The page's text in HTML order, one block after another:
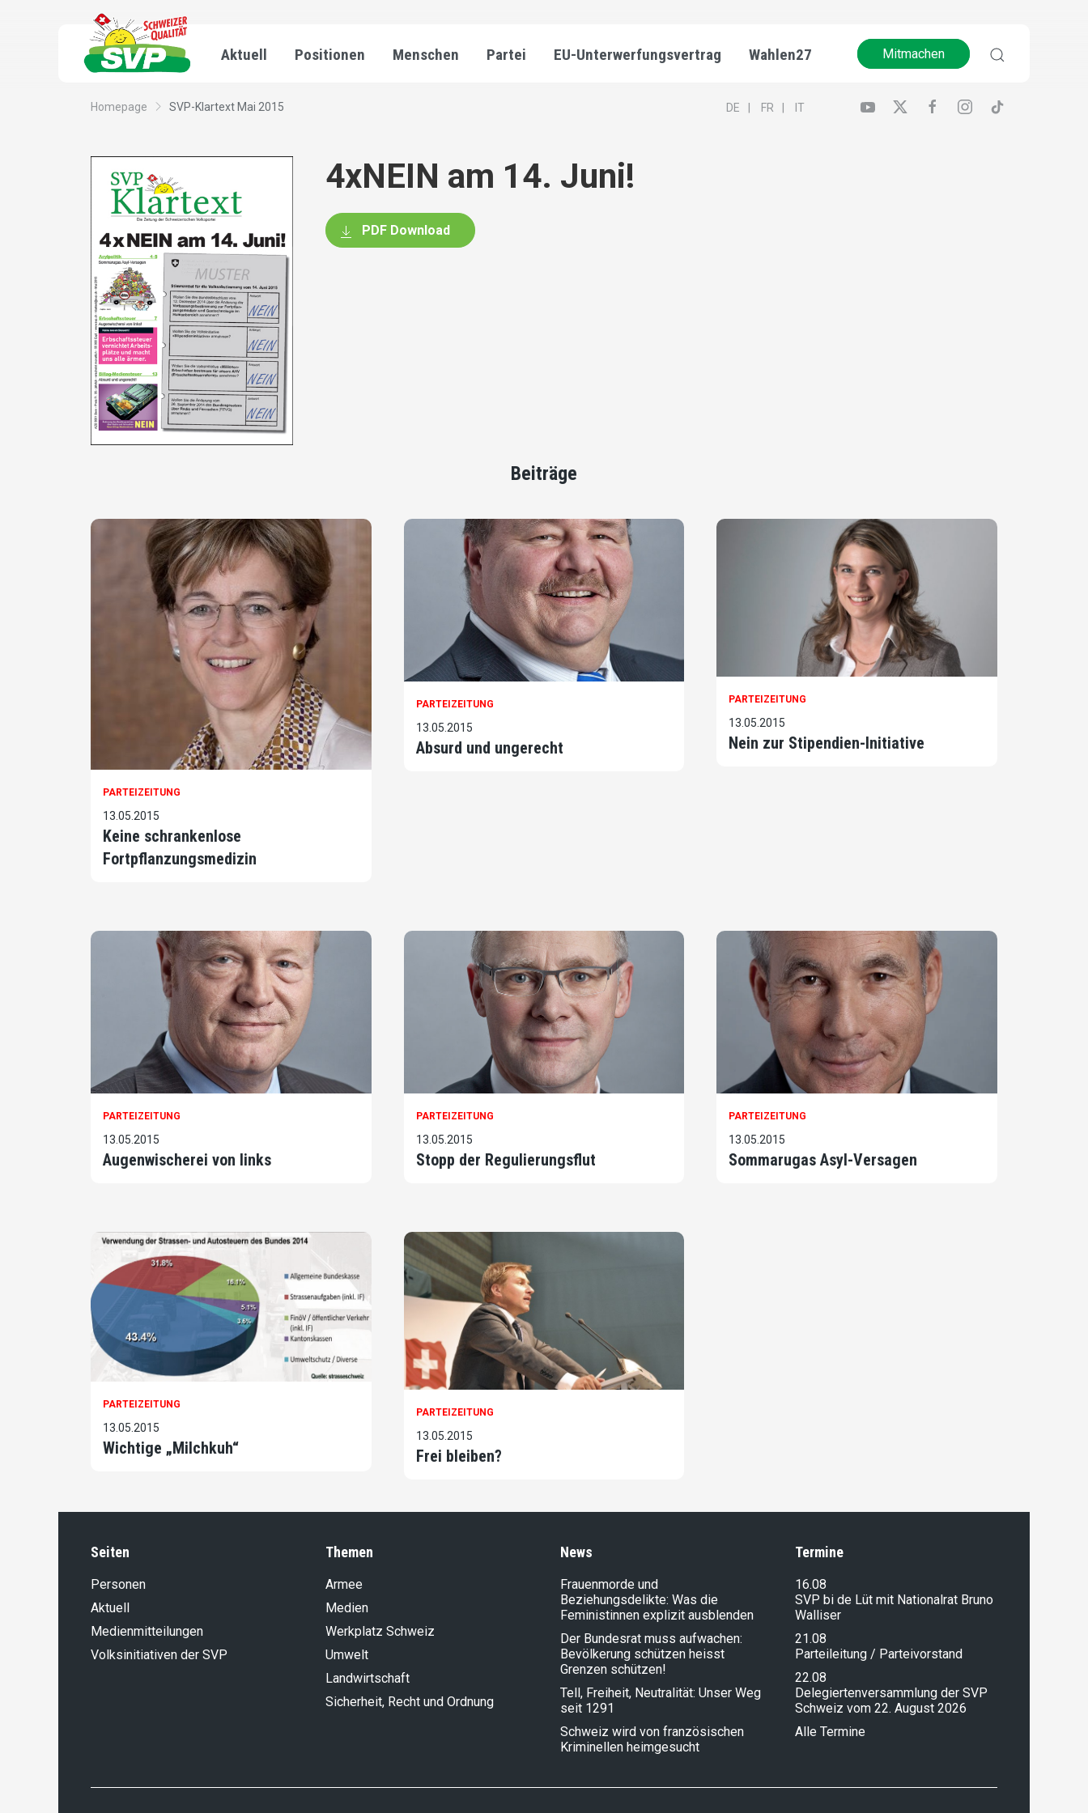
Aktuell Positionen Menschen Partei EU-Unterwerfungsvertrag Wahlen27 Mitmachen
Homepage SVP-Klartext Mai 2015 DE FR IT
4xNEIN am 14. Juni!
PDF Download
Beiträge
PARTEIZEITUNG
13.05.2015
Keine schrankenlose
Fortpflanzungsmedizin
PARTEIZEITUNG
13.05.2015
Absurd und ungerecht
PARTEIZEITUNG
13.05.2015
Nein zur Stipendien-Initiative
PARTEIZEITUNG
13.05.2015
Augenwischerei von links
PARTEIZEITUNG
13.05.2015
Stopp der Regulierungsflut
PARTEIZEITUNG
13.05.2015
Sommarugas Asyl-Versagen
PARTEIZEITUNG
13.05.2015
Wichtige „Milchkuh“
PARTEIZEITUNG
13.05.2015
Frei bleiben?
Seiten
Personen
Aktuell
Medienmitteilungen
Volksinitiativen der SVP
Themen
Armee
Medien
Werkplatz Schweiz
Umwelt
Landwirt­schaft
Sicherheit, Recht und Ordnung
News
Frauenmorde und
Beziehungsdelikte: Was die
Feministinnen explizit ausblenden
Der Bundesrat muss aufwachen:
Bevölkerung schützen heisst
Grenzen schützen!
Tell, Freiheit, Neutralität: Unser Weg
seit 1291
Schweiz wird von französischen
Kriminellen heimgesucht
Termine
16.08
SVP bi de Lüt mit Nationalrat Bruno
Walliser
21.08
Parteileitung / Parteivorstand
22.08
Delegiertenversammlung der SVP
Schweiz vom 22. August 2026
Alle Termine